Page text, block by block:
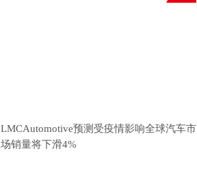
LMCAutomotive预测受疫情影响全球汽车市
场销量将下滑4%